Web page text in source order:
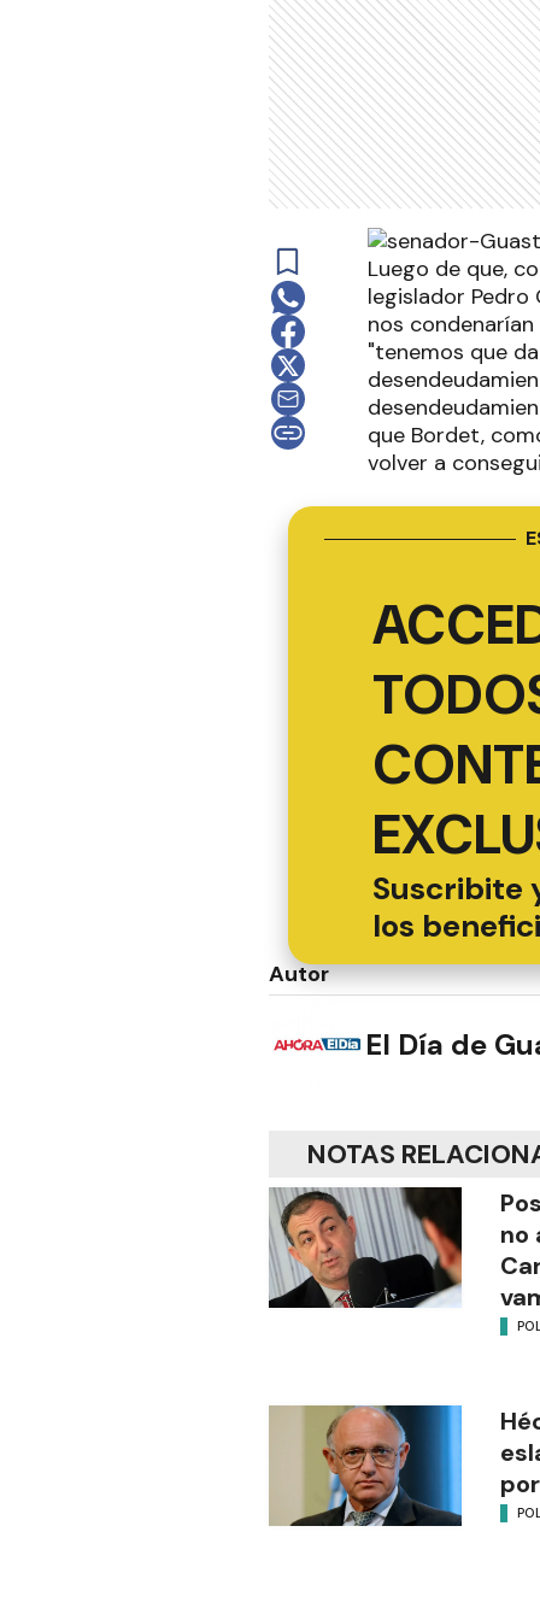
Luego de que,
legislador Pedro
nos
"tenemos que
que Bordet,
volver a
Suscribite
los
Autor
El Día de
NOTAS
no